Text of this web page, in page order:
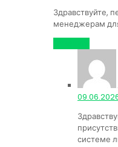
Здравствуйте,
менеджерам
системе